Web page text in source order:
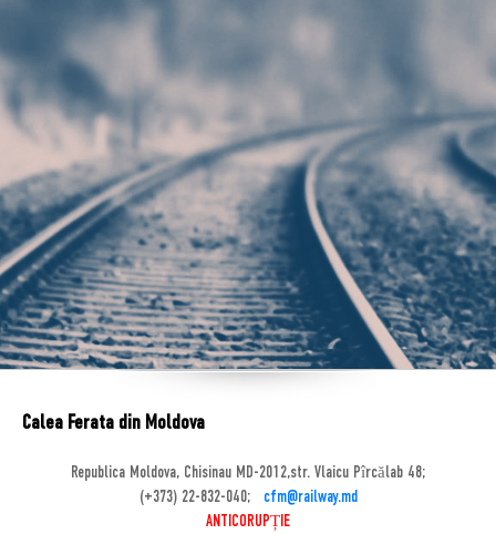
Calea Ferata din Moldova
Republica Moldova, Chisinau MD-2012,str. Vlaicu Pîrcălab 48;
(+373) 22-832-040;
cfm@railway.md
ANTICORUPȚIE